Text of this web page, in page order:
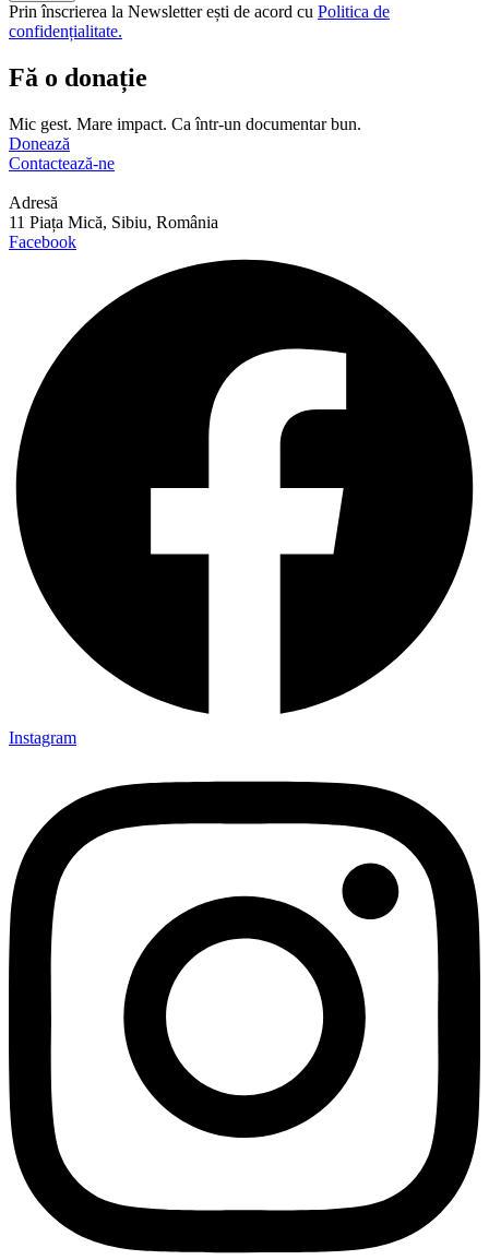
Prin înscrierea la Newsletter ești de acord cu Politica de
confidențialitate.
Fă o donație
Mic gest. Mare impact. Ca într-un documentar bun.
Donează
Contactează-ne
Adresă
11 Piața Mică, Sibiu, România
Facebook
Instagram